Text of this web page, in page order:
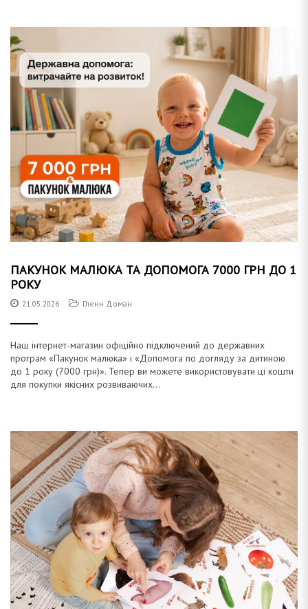
ПАКУНОК МАЛЮКА ТА ДОПОМОГА 7000 ГРН ДО 1
РОКУ
21.05.2026 Гленн Доман
Наш інтернет-магазин офіційно підключений до державних
програм «Пакунок малюка» і «Допомога по догляду за дитиною
до 1 року (7000 грн)». Тепер ви можете використовувати ці кошти
для покупки якісних розвиваючих...